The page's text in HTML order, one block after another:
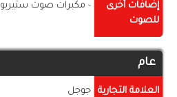
إضافات أخرى
للصوت
- مكبرات صوت ستيريو
عام
العلامة التجارية جوجل